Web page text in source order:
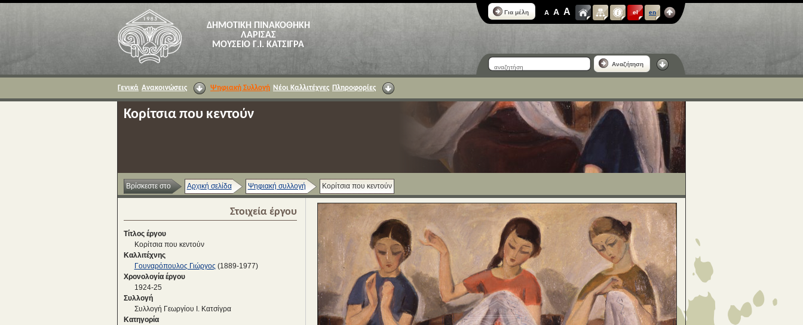
ΔΗΜΟΤΙΚΗ ΠΙΝΑΚΟΘΗΚΗ
ΛΑΡΙΣΑΣ
ΜΟΥΣΕΙΟ Γ.Ι. ΚΑΤΣΙΓΡΑ
Για μέλη A A A el en
Αναζήτηση
Γενικά Ανακοινώσεις Ψηφιακή Συλλογή Νέοι Καλλιτέχνες Πληροφορίες
Κορίτσια που κεντούν
Βρίσκεστε στο Αρχική σελίδα Ψηφιακή συλλογή Κορίτσια που κεντούν
Στοιχεία έργου
Τίτλος έργου
Κορίτσια που κεντούν
Καλλιτέχνης
Γουναρόπουλος Γιώργος (1889-1977)
Χρονολογία έργου
1924-25
Συλλογή
Συλλογή Γεωργίου Ι. Κατσίγρα
Κατηγορία